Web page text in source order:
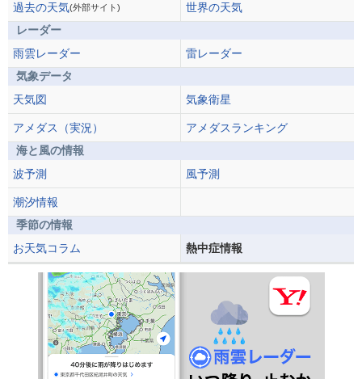
過去の天気(外部サイト)
世界の天気
レーダー
雨雲レーダー
雷レーダー
気象データ
天気図
気象衛星
アメダス（実況）
アメダスランキング
海と風の情報
波予測
風予測
潮汐情報
季節の情報
お天気コラム
熱中症情報